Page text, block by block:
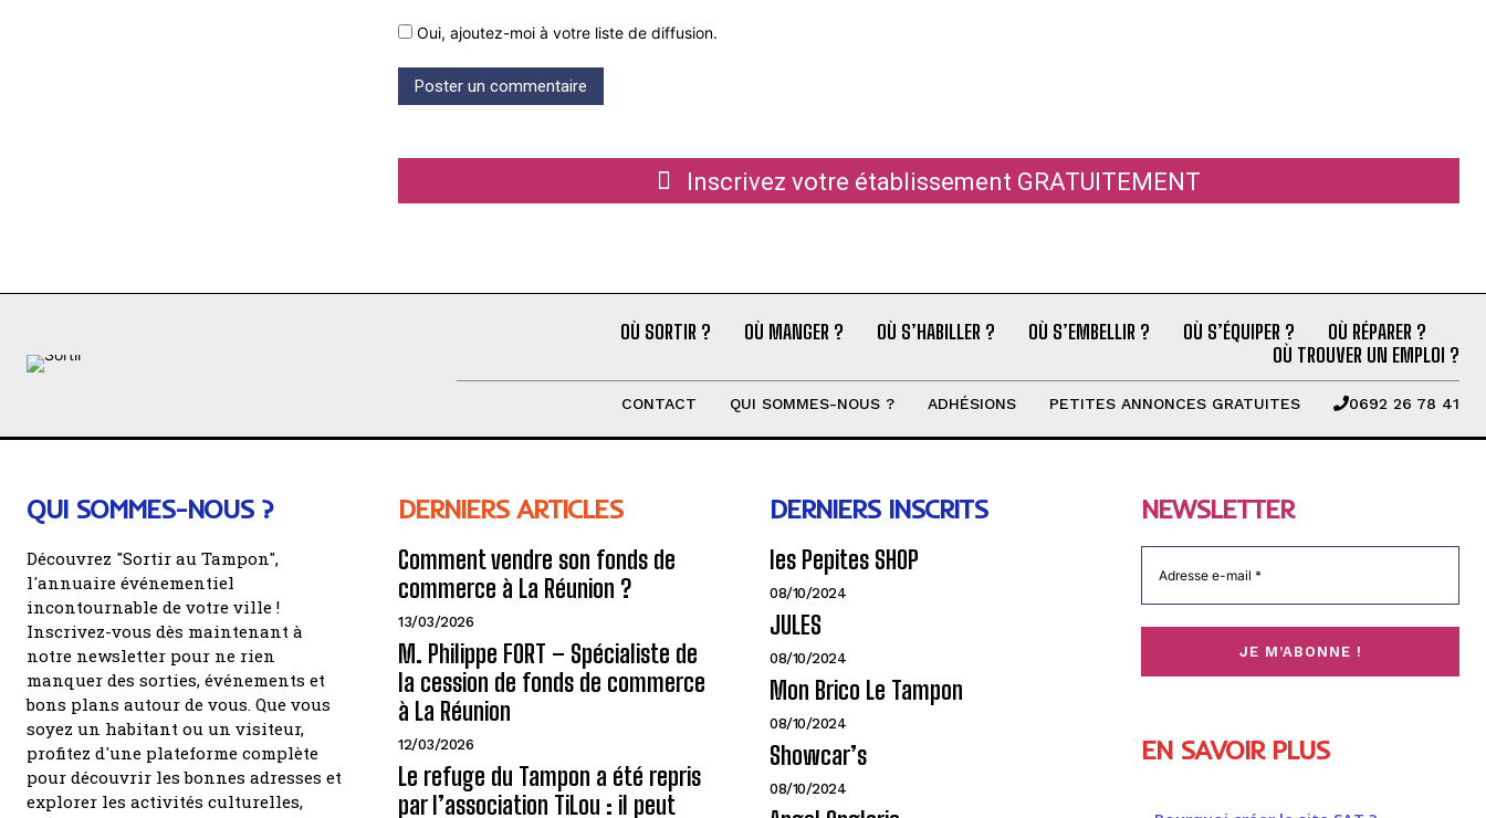
Oui, ajoutez-moi à votre liste de diffusion.
Inscrivez votre établissement GRATUITEMENT
OÙ SORTIR ? OÙ MANGER ? OÙ S’HABILLER ? OÙ S’EMBELLIR ? OÙ S’ÉQUIPER ?
OÙ RÉPARER ?
OÙ TROUVER UN EMPLOI ?
CONTACT QUI SOMMES-NOUS ? ADHÉSIONS PETITES ANNONCES GRATUITES 0692 26 78 41
QUI SOMMES-NOUS ?
Découvrez "Sortir au Tampon",
l'annuaire événementiel
incontournable de votre ville !
Inscrivez-vous dès maintenant à
notre newsletter pour ne rien
manquer des sorties, événements et
bons plans autour de vous. Que vous
soyez un habitant ou un visiteur,
profitez d'une plateforme complète
pour découvrir les bonnes adresses et
explorer les activités culturelles,
DERNIERS ARTICLES
Comment vendre son fonds de
commerce à La Réunion ?
13/03/2026
M. Philippe FORT – Spécialiste de
la cession de fonds de commerce
à La Réunion
12/03/2026
Le refuge du Tampon a été repris
par l’association TiLou : il peut
DERNIERS INSCRITS
les Pepites SHOP
08/10/2024
JULES
08/10/2024
Mon Brico Le Tampon
08/10/2024
Showcar’s
08/10/2024
NEWSLETTER
EN SAVOIR PLUS